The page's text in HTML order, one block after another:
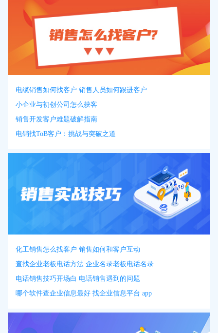
电缆销售如何找客户 销售人员如何跟进客户
小企业与初创公司怎么获客
销售开发客户难题破解指南
电销找ToB客户：挑战与突破之道
化工销售怎么找客户 销售如何和客户互动
查找企业老板电话方法 企业名录老板电话名录
电话销售技巧开场白 电话销售遇到的问题
哪个软件查企业信息最好 找企业信息平台 app